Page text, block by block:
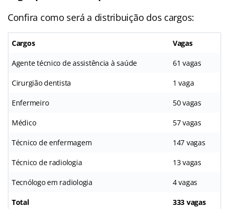
Confira como será a distribuição dos cargos:
Cargos Vagas
Agente técnico de assistência à saúde 61 vagas
Cirurgião dentista 1 vaga
Enfermeiro 50 vagas
Médico 57 vagas
Técnico de enfermagem 147 vagas
Técnico de radiologia 13 vagas
Tecnólogo em radiologia 4 vagas
Total 333 vagas